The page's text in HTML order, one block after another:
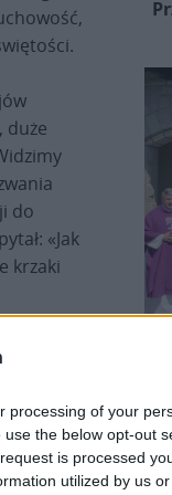
processing of your
the below opt-out
is processed
utilized by us
duże
do
«Jak
krzaki
Pana: «Ja
nasza